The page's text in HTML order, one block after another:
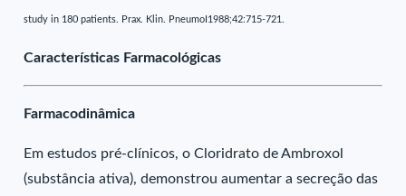
study in 180 patients. Prax. Klin. PneumoI1988;42:715-721.
Características Farmacológicas
Farmacodinâmica
Em estudos pré-clínicos, o Cloridrato de Ambroxol
(substância ativa), demonstrou aumentar a secreção das